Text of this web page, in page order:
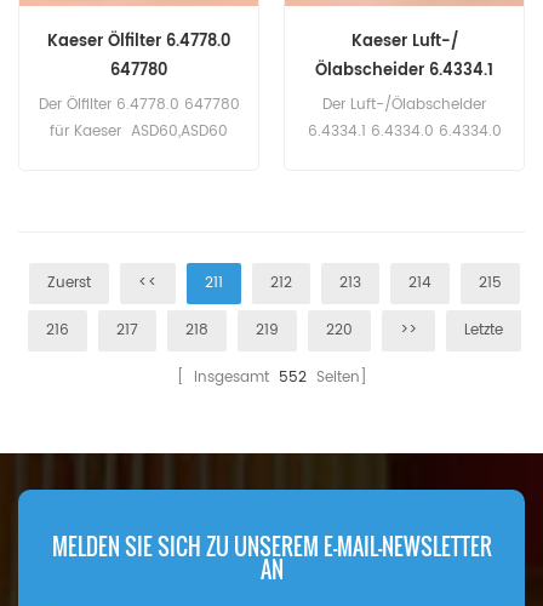
Kaeser Ölfilter 6.4778.0
647780
Der Ölfilter 6.4778.0 647780
für Kaeser ASD60,ASD60
Kaeser Luft-/
Ölabscheider 6.4334.1
6.4334.0 6.4334.0 G1
Der Luft-/Ölabscheider
6.4334.1 6.4334.0 6.4334.0
Zuerst
<< 211 212 213 214 215
216 217 218 219 220 >> Letzte
[ Insgesamt 552Seiten]
MELDEN SIE SICH ZU UNSEREM E-MAIL-NEWSLETTER
AN